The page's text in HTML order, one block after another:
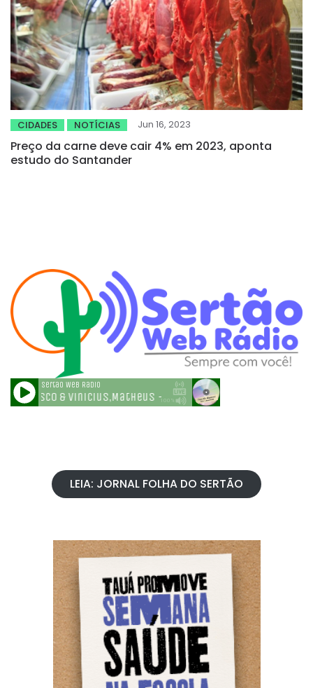
CIDADES NOTÍCIAS Jun 16, 2023
Preço da carne deve cair 4% em 2023, aponta
estudo do Santander
LEIA: JORNAL FOLHA DO SERTÃO